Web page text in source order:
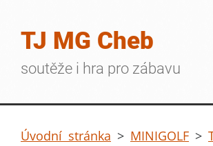
TJ MG Cheb
soutěže i hra pro zábavu
Úvodní stránka > MINIGOLF >